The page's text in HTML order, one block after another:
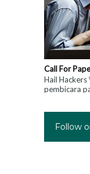
Call For
Hail
pembicara
Follow